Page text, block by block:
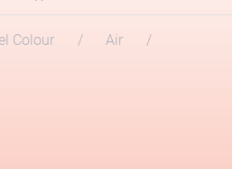
Colour
Air